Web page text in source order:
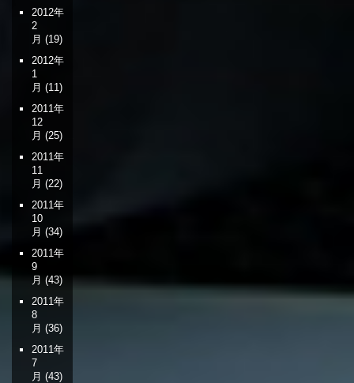
2012年
2
月 (19)
2012年
1
月 (11)
2011年
12
月 (25)
2011年
11
月 (22)
2011年
10
月 (34)
2011年
9
月 (43)
2011年
8
月 (36)
2011年
7
月 (43)